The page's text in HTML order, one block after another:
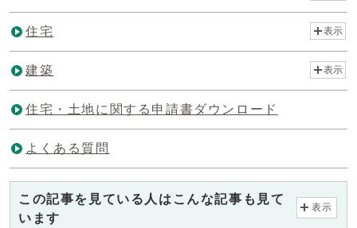
住宅 表示
建築 表示
住宅・土地に関する申請書ダウンロード
よくある質問
この記事を見ている人はこんな記事も見て
います
表示